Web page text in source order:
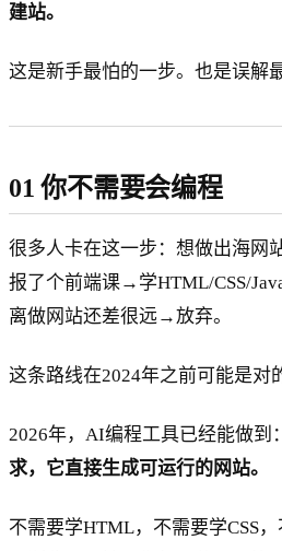
建站。
这是新手最怕的一步。也是误解
01 你不需要会编程
很多人卡在这一步：想做出海
报了个前端课→学HTML/CSS/
离做网站还差很远→放弃。
这条路线在2024年之前可能是对
2026年，AI编程工具已经能做到：
求，它直接生成可运行的网站。
不需要学HTML，不需要学CSS